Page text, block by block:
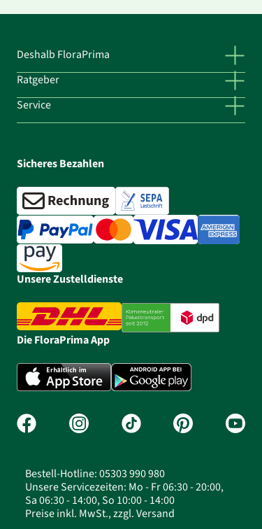
Deshalb FloraPrima
Ratgeber
Service
Sicheres Bezahlen
Unsere Zustelldienste
Die FloraPrima App
Bestell-Hotline: 05303 990 980
Unsere Servicezeiten: Mo - Fr 06:30 - 20:00,
Sa 06:30 - 14:00, So 10:00 - 14:00
Preise inkl. MwSt., zzgl. Versand